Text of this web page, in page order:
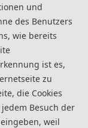
und
des Benutzers
wie bereits
ist es,
zu
die Cookies
Besuch der
weil